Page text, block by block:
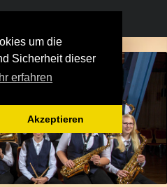
um die
Sicherheit dieser
erfahren
Akzeptieren